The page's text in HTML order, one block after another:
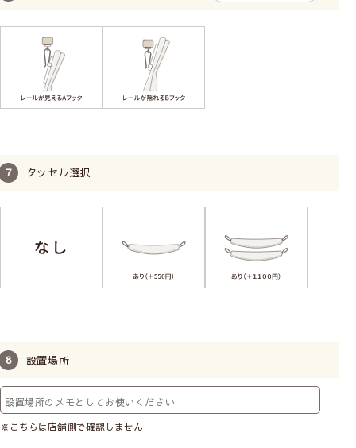
タッセル選択
設置場所
※こちらは店舗側で確認しません